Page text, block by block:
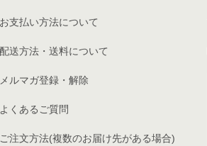
お支払い方法について
配送方法・送料について
メルマガ登録・解除
よくあるご質問
ご注文方法(複数のお届け先がある場合)